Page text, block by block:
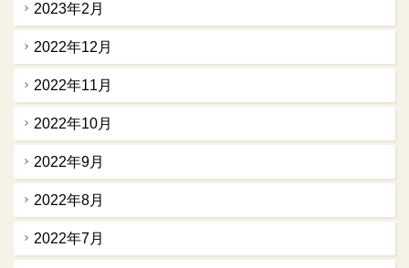
2023年2月
2022年12月
2022年11月
2022年10月
2022年9月
2022年8月
2022年7月